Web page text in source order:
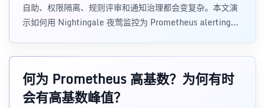
自助、权限隔离、规则评审和通知治理都会变复杂。本文演
示如何用 Nightingale 夜莺监控为 Prometheus alerting
何为 Prometheus 高基数？为何有时
会有高基数峰值？